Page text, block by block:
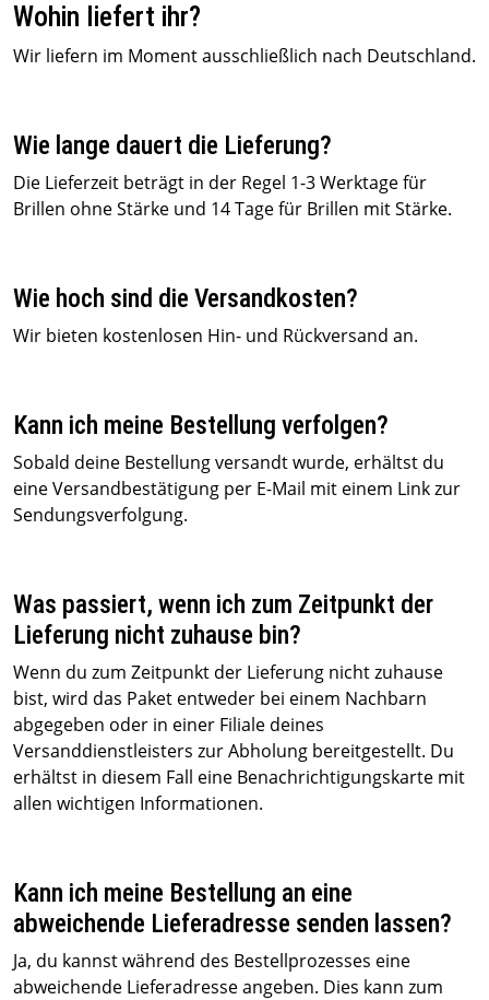
Wohin liefert ihr?
Wir liefern im Moment ausschließlich nach Deutschland.
Wie lange dauert die Lieferung?
Die Lieferzeit beträgt in der Regel 1-3 Werktage für
Brillen ohne Stärke und 14 Tage für Brillen mit Stärke.
Wie hoch sind die Versandkosten?
Wir bieten kostenlosen Hin- und Rückversand an.
Kann ich meine Bestellung verfolgen?
Sobald deine Bestellung versandt wurde, erhältst du
eine Versandbestätigung per E-Mail mit einem Link zur
Sendungsverfolgung.
Was passiert, wenn ich zum Zeitpunkt der
Lieferung nicht zuhause bin?
Wenn du zum Zeitpunkt der Lieferung nicht zuhause
bist, wird das Paket entweder bei einem Nachbarn
abgegeben oder in einer Filiale deines
Versanddienstleisters zur Abholung bereitgestellt. Du
erhältst in diesem Fall eine Benachrichtigungskarte mit
allen wichtigen Informationen.
Kann ich meine Bestellung an eine
abweichende Lieferadresse senden lassen?
Ja, du kannst während des Bestellprozesses eine
abweichende Lieferadresse angeben. Dies kann zum